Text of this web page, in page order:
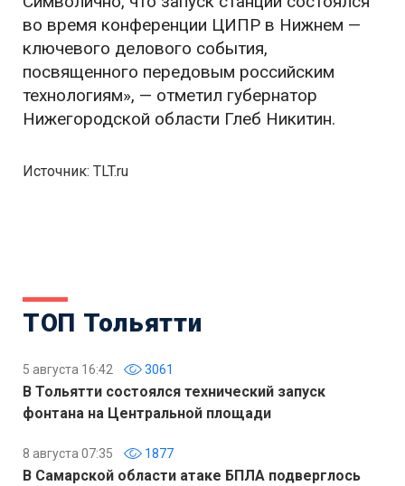
во время конференции ЦИПР в Нижнем —
ключевого делового события,
посвященного передовым российским
технологиям», — отметил губернатор
Нижегородской области Глеб Никитин.
Источник: TLT.ru
ТОП Тольятти
5 августа 16:42 3061
В Тольятти состоялся технический запуск
фонтана на Центральной площади
8 августа 07:35 1877
В Самарской области атаке БПЛА подверглось